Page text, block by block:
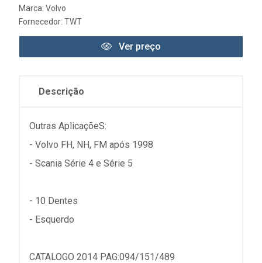
Marca: Volvo
Fornecedor: TWT
Ver preço
Descrição
Outras AplicaçõeS:
- Volvo FH, NH, FM após 1998
- Scania Série 4 e Série 5
- 10 Dentes
- Esquerdo
CATALOGO 2014 PAG:094/151/489